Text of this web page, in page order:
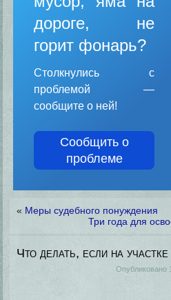
дороге, не
горит фонарь?
Столкнулись с
проблемой —
сообщите о ней!
Сообщить о
проблеме
« Меры судебного понуждения
Три года для
Что делать, если на
Опубликовано